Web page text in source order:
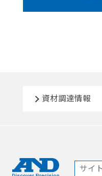
資材調達情報